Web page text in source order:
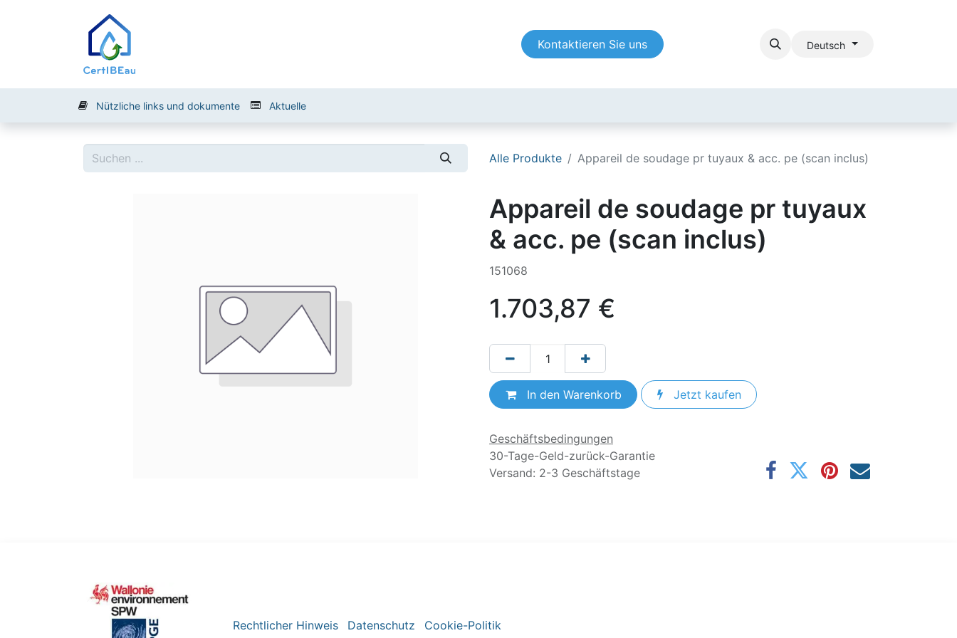
Kontaktieren Sie uns Deutsch
Nützliche links und dokumente Aktuelle
Alle Produkte Appareil de soudage pr tuyaux & acc. pe (scan inclus)
Appareil de soudage pr tuyaux
& acc. pe (scan inclus)
151068
1.703,87 €
In den Warenkorb Jetzt kaufen
Geschäftsbedingungen
30-Tage-Geld-zurück-Garantie
Versand: 2-3 Geschäftstage
Rechtlicher Hinweis Datenschutz Cookie-Politik